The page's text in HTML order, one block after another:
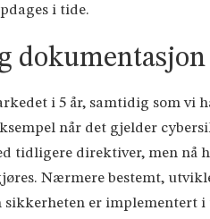
i tide.
dokumentasjon
i 5 år, samtidig som
når det gjelder
tidligere direktiver, men
Nærmere bestemt,
er implementert